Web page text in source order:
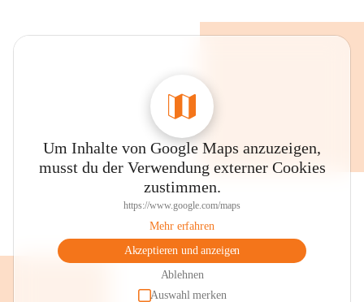
Um Inhalte von Google Maps anzuzeigen,
musst du der Verwendung externer Cookies
zustimmen.
https://www.google.com/maps
Mehr erfahren
Akzeptieren und anzeigen
Ablehnen
Auswahl merken